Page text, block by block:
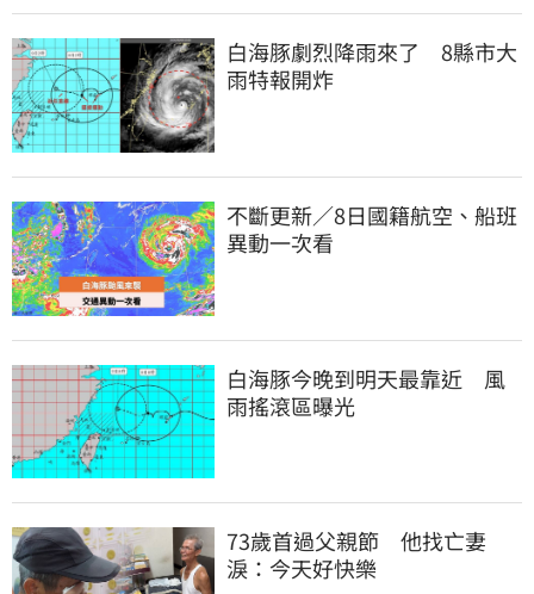
白海豚劇烈降雨來了　8縣市大
雨特報開炸
不斷更新／8日國籍航空、船班
異動一次看
白海豚今晚到明天最靠近　風
雨搖滾區曝光
73歲首過父親節　他找亡妻
淚：今天好快樂